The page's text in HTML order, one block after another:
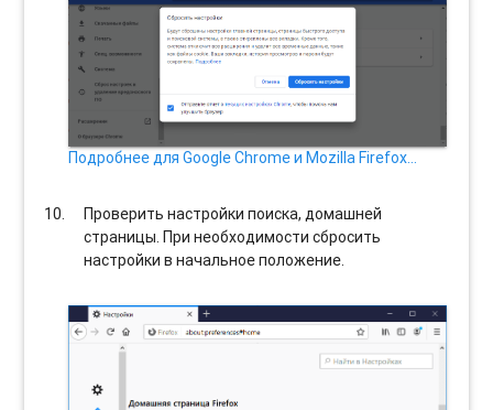
Подробнее для Google Chrome и Mozilla Firefox…
Проверить настройки поиска, домашней
страницы. При необходимости сбросить
настройки в начальное положение.